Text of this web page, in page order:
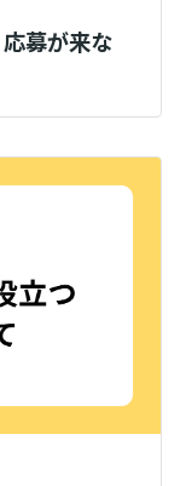
募が来な